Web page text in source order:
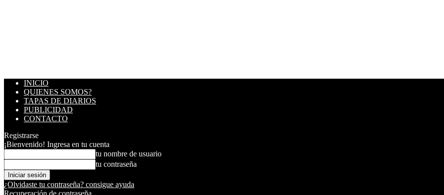
INICIO
QUIENES SOMOS?
TAPAS DE DIARIOS
PUBLICIDAD
CONTACTO
Registrarse
¡Bienvenido! Ingresa en tu cuenta
tu nombre de usuario
tu contraseña
¿Olvidaste tu contraseña? consigue ayuda
Recuperación de contraseña